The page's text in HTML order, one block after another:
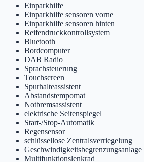
Einparkhilfe
Einparkhilfe sensoren vorne
Einparkhilfe sensoren hinten
Reifendruckkontrollsystem
Bluetooth
Bordcomputer
DAB Radio
Sprachsteuerung
Touchscreen
Spurhalteassistent
Abstandstempomat
Notbremsassistent
elektrische Seitenspiegel
Start-/Stop-Automatik
Regensensor
schlüssellose Zentralsverriegelung
Geschwindigkeitsbegrenzungsanlage
Multifunktionslenkrad